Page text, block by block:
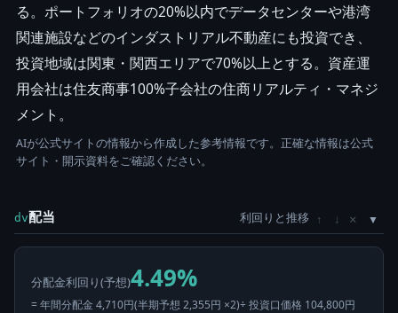
る。ポートフォリオの20%以内でデータセンターや港湾
関連施設などのインダストリアル不動産にも投資でき、
投資地域は関東・関西エリアで70%以上とする。資産運
用会社は住友商事100%子会社の住商リアルティ・マネジ
メント。
AIが公式サイトの情報から作成した参考情報です。正確な情報は公式
サイト・開示資料をご確認ください。
dv配当 利回りと推移 ↑ ↓ ×
分配金利回り(予想)4.49%
= 年間分配金 4,710円(半期予想 2,355円 ×2)÷ 投資口価格 104,800円